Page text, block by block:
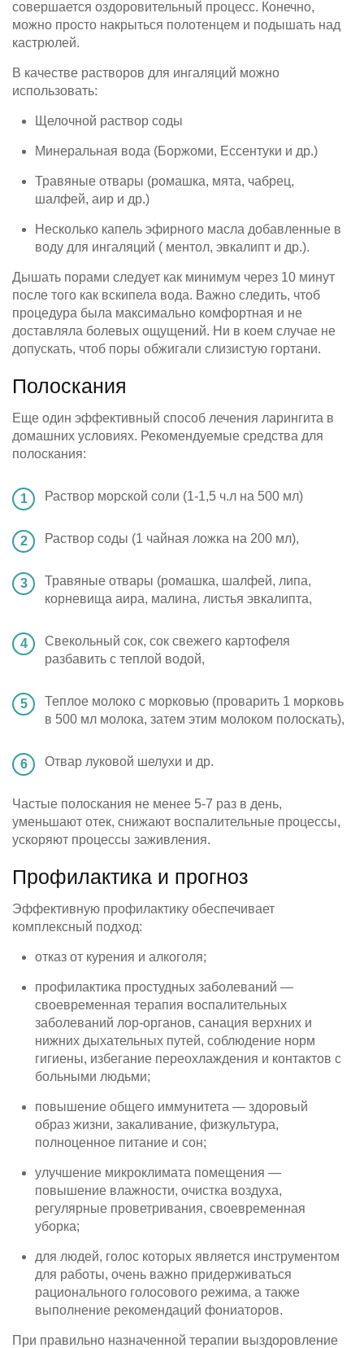
совершается оздоровительный процесс. Конечно,
можно просто накрыться полотенцем и подышать над
кастрюлей.
В качестве растворов для ингаляций можно
использовать:
Щелочной раствор соды
Минеральная вода (Боржоми, Ессентуки и др.)
Травяные отвары (ромашка, мята, чабрец,
шалфей, аир и др.)
Несколько капель эфирного масла добавленные в
воду для ингаляций ( ментол, эвкалипт и др.).
Дышать порами следует как минимум через 10 минут
после того как вскипела вода. Важно следить, чтоб
процедура была максимально комфортная и не
доставляла болевых ощущений. Ни в коем случае не
допускать, чтоб поры обжигали слизистую гортани.
Полоскания
Еще один эффективный способ лечения ларингита в
домашних условиях. Рекомендуемые средства для
полоскания:
Раствор морской соли (1-1,5 ч.л на 500 мл)
Раствор соды (1 чайная ложка на 200 мл),
Травяные отвары (ромашка, шалфей, липа,
корневища аира, малина, листья эвкалипта,
Свекольный сок, сок свежего картофеля
разбавить с теплой водой,
Теплое молоко с морковью (проварить 1 морковь
в 500 мл молока, затем этим молоком полоскать),
Отвар луковой шелухи и др.
Частые полоскания не менее 5-7 раз в день,
уменьшают отек, снижают воспалительные процессы,
ускоряют процессы заживления.
Профилактика и прогноз
Эффективную профилактику обеспечивает
комплексный подход:
отказ от курения и алкоголя;
профилактика простудных заболеваний —
своевременная терапия воспалительных
заболеваний лор-органов, санация верхних и
нижних дыхательных путей, соблюдение норм
гигиены, избегание переохлаждения и контактов с
больными людьми;
повышение общего иммунитета — здоровый
образ жизни, закаливание, физкультура,
полноценное питание и сон;
улучшение микроклимата помещения —
повышение влажности, очистка воздуха,
регулярные проветривания, своевременная
уборка;
для людей, голос которых является инструментом
для работы, очень важно придерживаться
рационального голосового режима, а также
выполнение рекомендаций фониаторов.
При правильно назначенной терапии выздоровление